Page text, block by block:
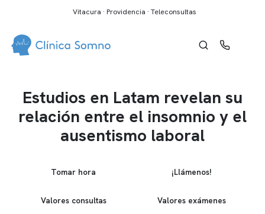
Vitacura · Providencia · Teleconsultas
Estudios en Latam revelan su
relación entre el insomnio y el
ausentismo laboral
Tomar hora ¡Llámenos!
Valores consultas Valores exámenes